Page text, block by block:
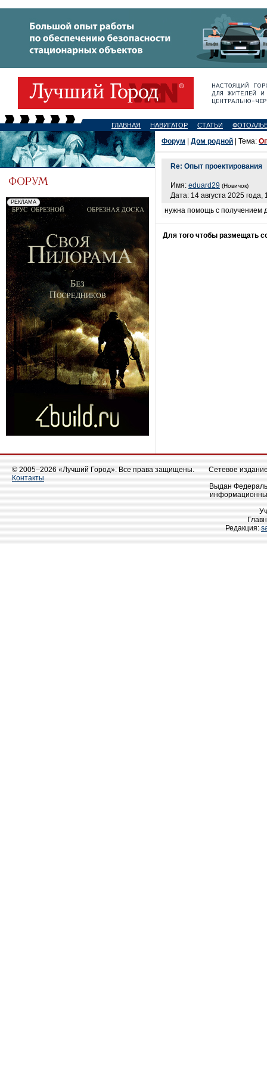
ГЛАВНАЯ НАВИГАТОР СТАТЬИ
Форум Дом родной | Тема:
Re: Опыт проектирования
Имя: eduard29 (Новичок)
Дата: 14 августа 2025 года,
нужна помощь с получением
Для того чтобы размещать
© 2005–2026 «Лучший Город». Все права защищены.
Контакты
Сетевое
Выдан
Редакция: